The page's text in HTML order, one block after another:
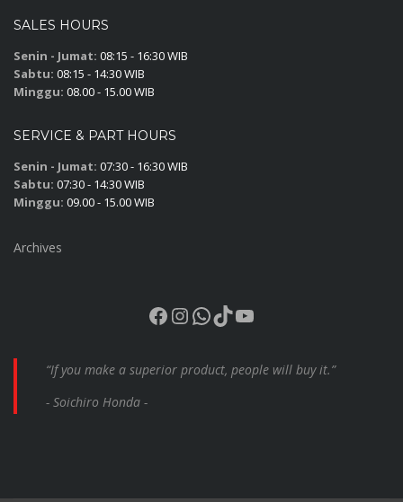
SALES HOURS
Senin - Jumat: 08:15 - 16:30 WIB
Sabtu: 08:15 - 14:30 WIB
Minggu: 08.00 - 15.00 WIB
SERVICE & PART HOURS
Senin - Jumat: 07:30 - 16:30 WIB
Sabtu: 07:30 - 14:30 WIB
Minggu: 09.00 - 15.00 WIB
Archives
Facebook
Instagram
WhatsApp
TikTok
YouTube
“If you make a superior product, people will buy it.”
- Soichiro Honda -